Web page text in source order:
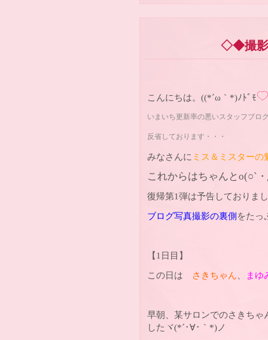
◇◆撮影
こんにちは。((*´ω｀*)ﾉﾄﾞﾓ
いまいち更新率の悪いスタッフブロ
反省しております・・・
みなさんに ミス＆ミスター
これからはちゃんとo(○` ・
復帰第1弾は予告しておりま
ブログ写真撮影の裏側をたっ
【1日目】
この日は
さきちゃん まゆ
早朝、某サロンでのさきち
した ヾ(*´･∀･｀ *) ノ